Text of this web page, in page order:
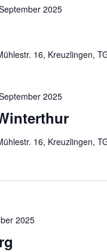
2025
16, Kreuzlingen,
2025
16, Kreuzlingen,
2025